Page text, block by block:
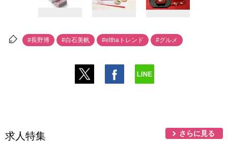
#長野博 #白石美帆 #elthaトレンド #グルメ
求人特集 さらに見る